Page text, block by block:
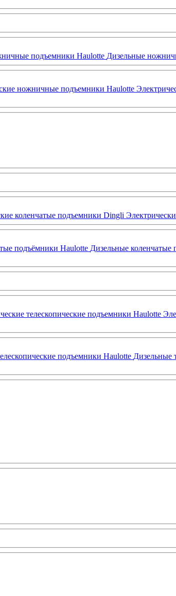
подъемники Haulotte Дизельные
ножничные подъемники Haulotte
коленчатые подъемники Dingli
подъёмники Haulotte Дизельные коленчатые
телескопические подъемники Haulotte
подъемники Haulotte Дизельные